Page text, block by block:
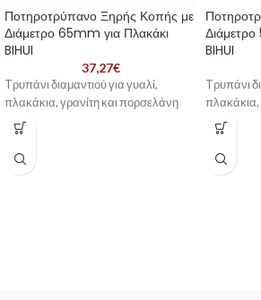
Ποτηροτρύπανο Ξηρής Κοπής με
Διάμετρο 65mm για Πλακάκι
BIHUI
37,27€
Tρυπάνι διαμαντιού για γυαλί,
πλακάκια, γρανίτη και πορσελάνη
BIHUI
Tρυπάνι
πλακάκια,